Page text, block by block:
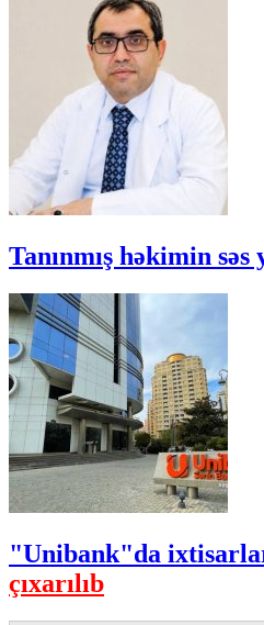
Tanınmış həkimin səs
"Unibank"da
çıxarılıb